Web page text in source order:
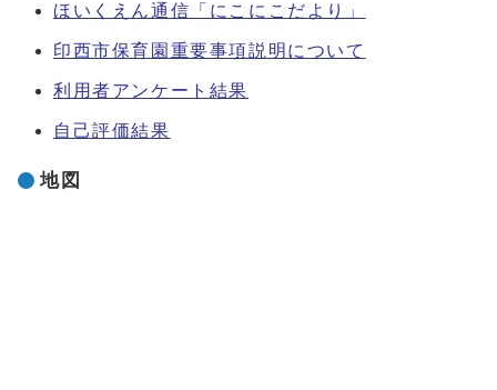
ほいくえん通信「にこにこだより」
印西市保育園重要事項説明について
利用者アンケート結果
自己評価結果
地図